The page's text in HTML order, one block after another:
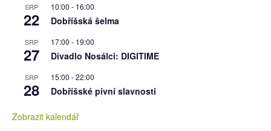
SRP
22
10:00 - 16:00
Dobříšská šelma
SRP
27
17:00 - 19:00
Divadlo Nosálci: DIGITIME
SRP
28
15:00 -22:00
Dobříšské pivní slavnosti
Zobrazit kalendář